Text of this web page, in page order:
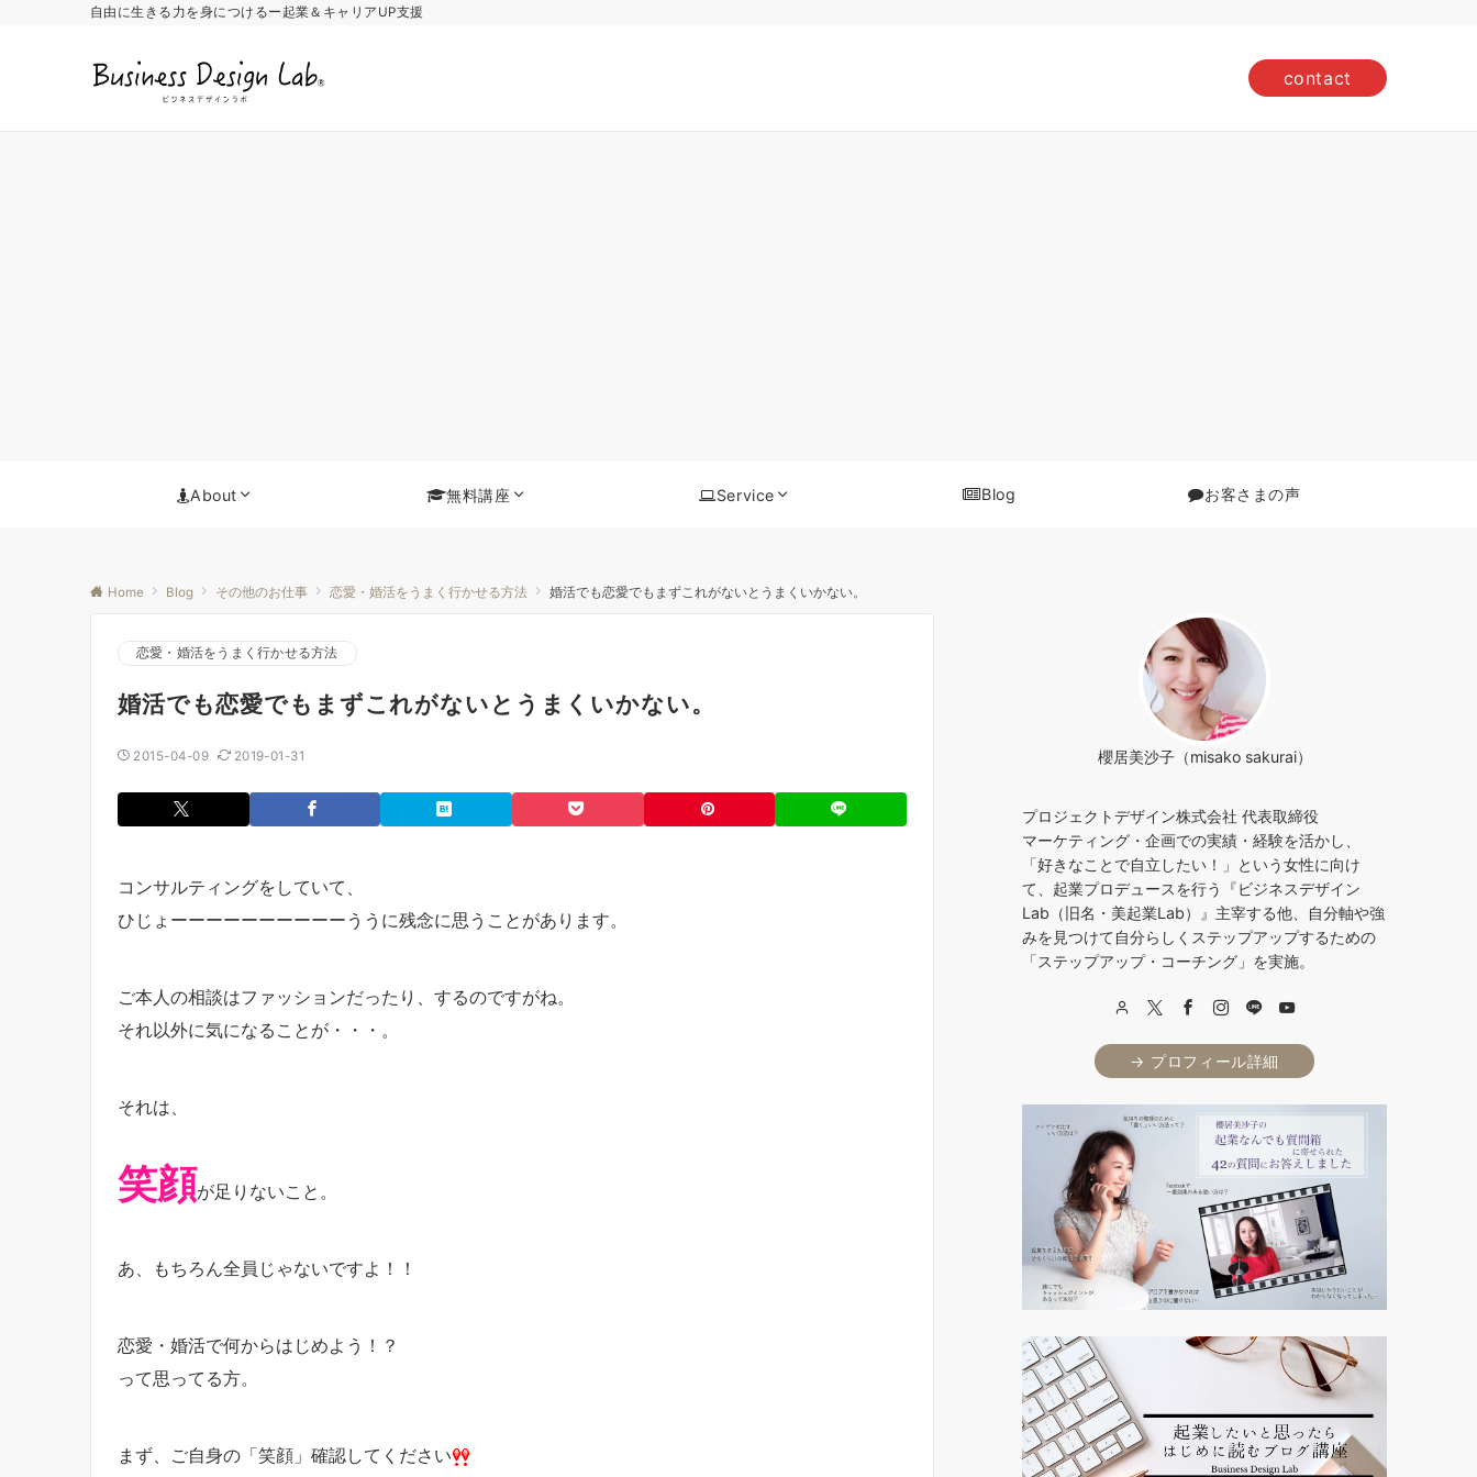
自由に生きる力を身につけるー起業＆キャリアUP支援
contact
About 無料講座 Service Blog お客さまの声
Home Blog その他のお仕事 恋愛・婚活をうまく行かせる方法 婚活でも恋愛でもまずこれがないとうまくいかない。
恋愛・婚活をうまく行かせる方法
婚活でも恋愛でもまずこれがないとうまくいかない。
2015-04-09 2019-01-31
コンサルティングをしていて、
ひじょーーーーーーーーーーううに残念に思うことがあります。
ご本人の相談はファッションだったり、するのですがね。
それ以外に気になることが・・・。
それは、
笑顔が足りないこと。
あ、もちろん全員じゃないですよ！！
恋愛・婚活で何からはじめよう！？
って思ってる方。
まず、ご自身の「笑顔」確認してください
櫻居美沙子（misako sakurai）
プロジェクトデザイン株式会社 代表取締役
マーケティング・企画での実績・経験を活かし、
「好きなことで自立したい！」という女性に向け
て、起業プロデュースを行う『ビジネスデザイン
Lab（旧名・美起業Lab）』主宰する他、自分軸や強
みを見つけて自分らしくステップアップするための
「ステップアップ・コーチング」を実施。
→ プロフィール詳細